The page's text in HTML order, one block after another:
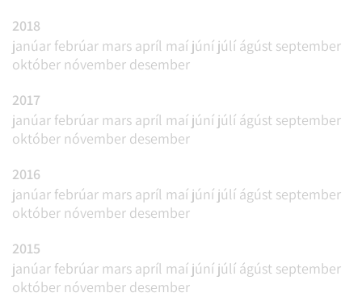
2018
janúar febrúar mars apríl maí júní júlí ágúst september
október nóvember desember
2017
janúar febrúar mars apríl maí júní júlí ágúst september
október nóvember desember
2016
janúar febrúar mars apríl maí júní júlí ágúst september
október nóvember desember
2015
janúar febrúar mars apríl maí júní júlí ágúst september
október nóvember desember